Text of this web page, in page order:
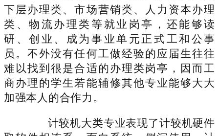
下层办理类、市场营销类、人力资本办理
类、物流办理类等就业岗亭，还能够读
研、创业、成为事业单元正式工和公事
员。不外没有任何工做经验的应届生往往
难以找到很是合适的办理类岗亭，因而工
商办理的学生若能辅修其他专业能够大大
加强本人的合作力。
计较机大类专业表现了计较机硬件